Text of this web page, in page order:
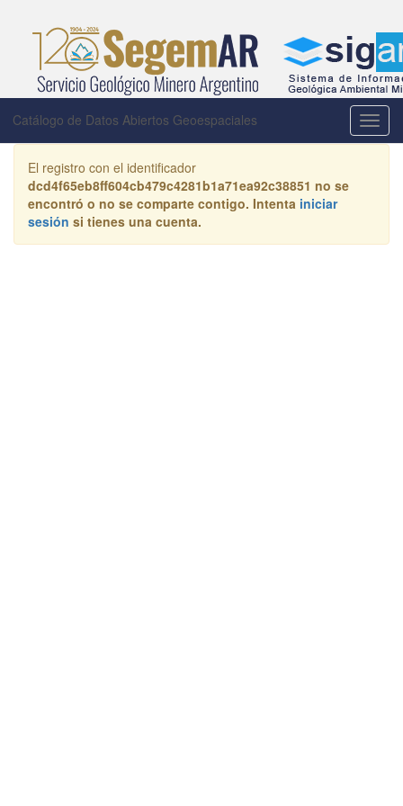
Catálogo de Datos Abiertos Geoespaciales
la
El registro con el identificador
dcd4f65eb8ff604cb479c4281b1a71ea92c38851 no se
encontró o no se comparte contigo. Intenta iniciar
sesión si tienes una cuenta.